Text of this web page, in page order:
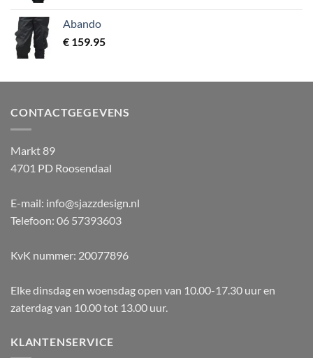
Abando
€ 159.95
CONTACTGEGEVENS
Markt 89
4701 PD Roosendaal
E-mail: info@sjazzdesign.nl
Telefoon: 06 57393603
KvK nummer: 20077896
Elke dinsdag en woensdag open van 10.00-17.30 uur en
zaterdag van 10.00 tot 13.00 uur.
KLANTENSERVICE